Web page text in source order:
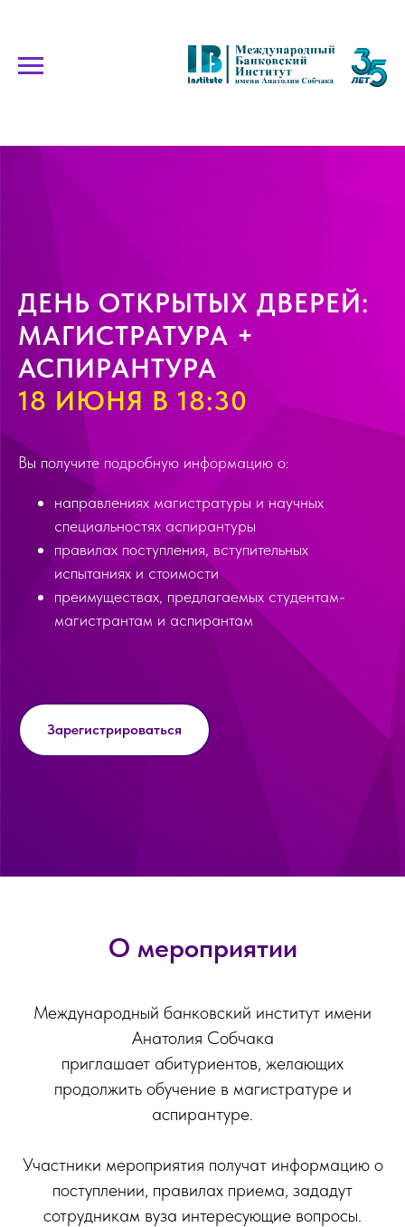
ДЕНЬ ОТКРЫТЫХ ДВЕРЕЙ:
МАГИСТРАТУРА +
АСПИРАНТУРА
18 ИЮНЯ В 18:30
Вы получите подробную информацию о:
направлениях магистратуры и научных
специальностях аспирантуры
правилах поступления, вступительных
испытаниях и стоимости
преимуществах, предлагаемых студентам-
магистрантам и аспирантам
Зарегистрироваться
О мероприятии
Международный банковский институт имени
Анатолия Собчака
приглашает абитуриентов, желающих
продолжить обучение в магистратуре и
аспирантуре.
Участники мероприятия получат информацию о
поступлении, правилах приема, зададут
сотрудникам вуза интересующие вопросы.